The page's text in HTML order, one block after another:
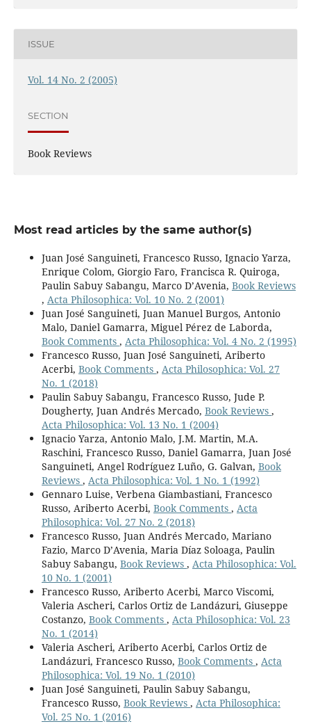
ISSUE
Vol. 14 No. 2 (2005)
SECTION
Book Reviews
Most read articles by the same author(s)
Juan José Sanguineti, Francesco Russo, Ignacio Yarza,
Enrique Colom, Giorgio Faro, Francisca R. Quiroga,
Paulin Sabuy Sabangu, Marco D’Avenia, Book Reviews
, Acta Philosophica: Vol. 10 No. 2 (2001)
Juan José Sanguineti, Juan Manuel Burgos, Antonio
Malo, Daniel Gamarra, Miguel Pérez de Laborda,
Book Comments , Acta Philosophica: Vol. 4 No. 2 (1995)
Francesco Russo, Juan José Sanguineti, Ariberto
Acerbi, Book Comments , Acta Philosophica: Vol. 27
No. 1 (2018)
Paulin Sabuy Sabangu, Francesco Russo, Jude P.
Dougherty, Juan Andrés Mercado, Book Reviews ,
Acta Philosophica: Vol. 13 No. 1 (2004)
Ignacio Yarza, Antonio Malo, J.M. Martin, M.A.
Raschini, Francesco Russo, Daniel Gamarra, Juan José
Sanguineti, Angel Rodríguez Luño, G. Galvan, Book
Reviews , Acta Philosophica: Vol. 1 No. 1 (1992)
Gennaro Luise, Verbena Giambastiani, Francesco
Russo, Ariberto Acerbi, Book Comments , Acta
Philosophica: Vol. 27 No. 2 (2018)
Francesco Russo, Juan Andrés Mercado, Mariano
Fazio, Marco D’Avenia, Maria Díaz Soloaga, Paulin
Sabuy Sabangu, Book Reviews , Acta Philosophica: Vol.
10 No. 1 (2001)
Francesco Russo, Ariberto Acerbi, Marco Viscomi,
Valeria Ascheri, Carlos Ortiz de Landázuri, Giuseppe
Costanzo, Book Comments , Acta Philosophica: Vol. 23
No. 1 (2014)
Valeria Ascheri, Ariberto Acerbi, Carlos Ortiz de
Landázuri, Francesco Russo, Book Comments , Acta
Philosophica: Vol. 19 No. 1 (2010)
Juan José Sanguineti, Paulin Sabuy Sabangu,
Francesco Russo, Book Reviews , Acta Philosophica:
Vol. 25 No. 1 (2016)